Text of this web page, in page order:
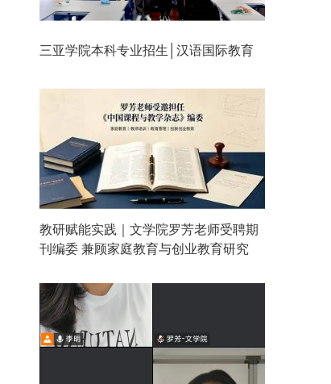
三亚学院本科专业招生│汉语国际教育
教研赋能实践｜文学院罗芳老师受聘期
刊编委 兼顾家庭教育与创业教育研究